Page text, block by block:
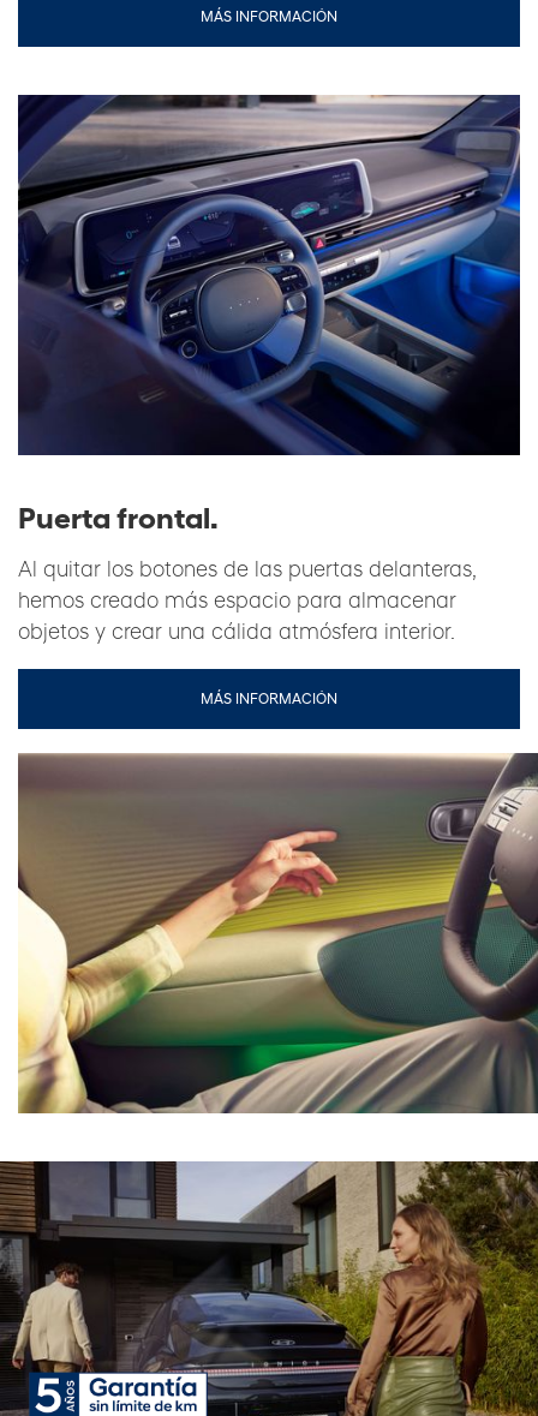
MÁS INFORMACIÓN
Puerta frontal.
Al quitar los botones de las puertas delanteras,
hemos creado más espacio para almacenar
objetos y crear una cálida atmósfera interior.
MÁS INFORMACIÓN